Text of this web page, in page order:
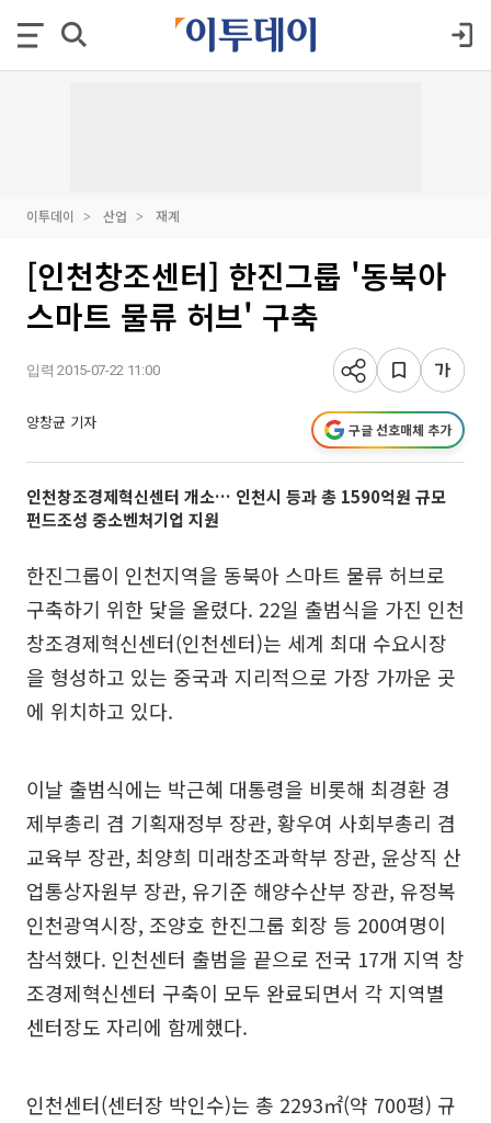
이투데이 산업 재계
[인천창조센터] 한진그룹 '동북아
스마트 물류 허브' 구축
입력 2015-07-22 11:00
양창균 기자 구글 선호매체 추가
인천창조경제혁신센터 개소… 인천시 등과 총 1590억원 규모
펀드조성 중소벤처기업 지원
한진그룹이 인천지역을 동북아 스마트 물류 허브로
구축하기 위한 닻을 올렸다. 22일 출범식을 가진 인천
창조경제혁신센터(인천센터)는 세계 최대 수요시장
을 형성하고 있는 중국과 지리적으로 가장 가까운 곳
에 위치하고 있다.
이날 출범식에는 박근혜 대통령을 비롯해 최경환 경
제부총리 겸 기획재정부 장관, 황우여 사회부총리 겸
교육부 장관, 최양희 미래창조과학부 장관, 윤상직 산
업통상자원부 장관, 유기준 해양수산부 장관, 유정복
인천광역시장, 조양호 한진그룹 회장 등 200여명이
참석했다. 인천센터 출범을 끝으로 전국 17개 지역 창
조경제혁신센터 구축이 모두 완료되면서 각 지역별
센터장도 자리에 함께했다.
인천센터(센터장 박인수)는 총 2293㎡(약 700평) 규